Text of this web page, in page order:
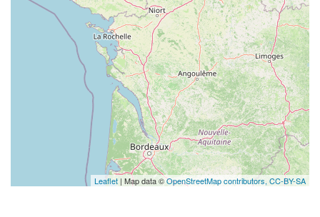
Leaflet | Map data ©OpenStreetMap contributors, CC-BY-SA